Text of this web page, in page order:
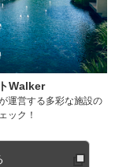
Walker
運営する多彩な施設の
ック！